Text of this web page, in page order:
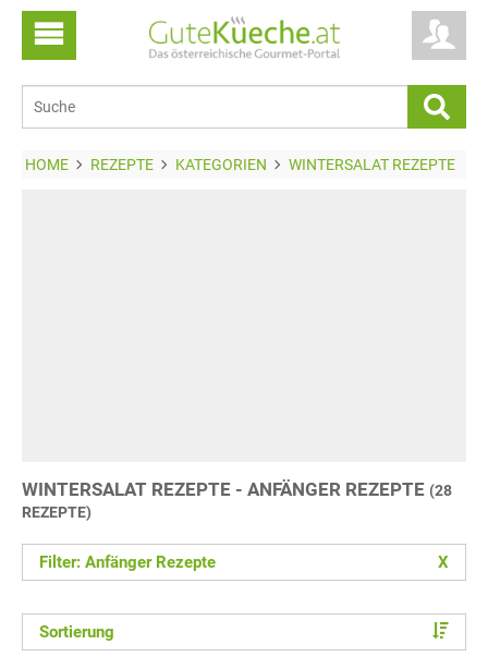
HOME REZEPTE KATEGORIEN WINTERSALAT REZEPTE
WINTERSALAT REZEPTE - ANFÄNGER REZEPTE (28
REZEPTE)
Filter: Anfänger Rezepte X
Sortierung